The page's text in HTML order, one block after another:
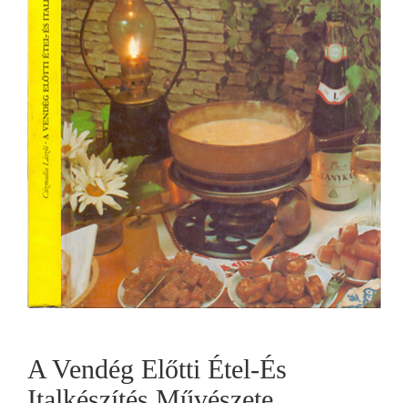
KAPCSOLAT
CONTACT
A Vendég Előtti Étel-És